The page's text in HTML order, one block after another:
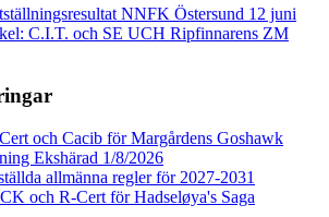
NNFK Östersund 12 juni
C.I.T. och SE UCH Ripfinnarens ZM
och Cacib för Margårdens Goshawk
Ekshärad 1/8/2026
allmänna regler för 2027-2031
och R-Cert för Hadseløya's Saga